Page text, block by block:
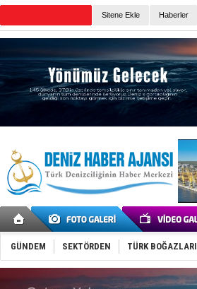
Sitene Ekle Haberler
GÜNDEM SEKTÖRDEN TÜRK BOĞAZLARI